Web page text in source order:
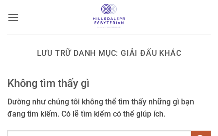
qua
LƯU TRỮ DANH MỤC: GIẢI ĐẤU KHÁC
Không tìm thấy gì
Dường như chúng tôi không thể tìm thấy những gì bạn
đang tìm kiếm. Có lẽ tìm kiếm có thể giúp ích.